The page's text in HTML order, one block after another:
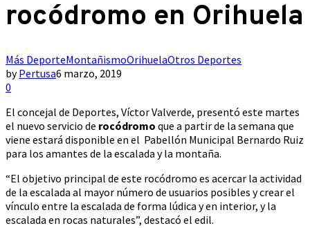
rocódromo en Orihuela
Más DeporteMontañismoOrihuelaOtros Deportes
byPertusa6 marzo, 2019
0
El concejal de Deportes, Víctor Valverde, presentó este martes
el nuevo servicio de rocódromo que a partir de la semana que
viene estará disponible en el Pabellón Municipal Bernardo Ruiz
para los amantes de la escalada y la montaña.
“El objetivo principal de este rocódromo es acercar la actividad
de la escalada al mayor número de usuarios posibles y crear el
vínculo entre la escalada de forma lúdica y en interior, y la
escalada en rocas naturales”, destacó el edil.